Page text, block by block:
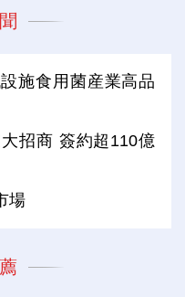
施食用菌産業高品
招商 簽約超110億
場